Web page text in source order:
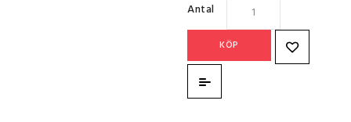
Antal
KÖP